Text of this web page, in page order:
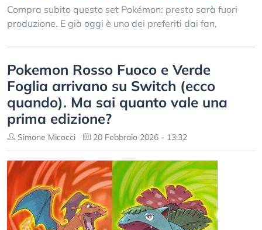
Compra subito questo set Pokémon: presto sarà fuori
produzione. E già oggi è uno dei preferiti dai fan,
Pokemon Rosso Fuoco e Verde
Foglia arrivano su Switch (ecco
quando). Ma sai quanto vale una
prima edizione?
Simone Micocci 20 Febbraio 2026 - 13:32